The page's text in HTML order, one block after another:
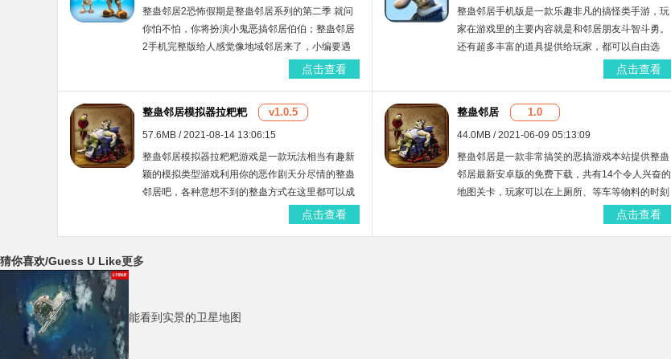
整蛊邻居2恐怖假期是整蛊邻居系列的第二季 就问
你怕不怕，你将扮演小鬼恶搞邻居伯伯；整蛊邻居
2手机完整版给人感觉像地域邻居来了，小编要遇
点击查看
整蛊邻居手机版是一款乐趣非凡的搞怪类手游，玩
家在游戏里的主要内容就是和邻居朋友斗智斗勇。
还有超多丰富的道具提供给玩家，都可以自由选
择，让你在恶作剧的过程中更加舒爽哦。游戏画面
也采用了精美的诙谐卡通风格，带给你不一样的快
点击查看
整蛊邻居模拟器拉粑粑 v1.0.5
57.6MB / 2021-08-14 13:06:15
整蛊邻居模拟器拉粑粑游戏是一款玩法相当有趣新
颖的模拟类型游戏利用你的恶作剧天分尽情的整蛊
邻居吧，各种意想不到的整蛊方式在这里都可以成
功实现，角色的形象也都非常独特，游戏中的场景
点击查看
整蛊邻居 1.0
44.0MB / 2021-06-09 05:13:09
整蛊邻居是一款非常搞笑的恶搞游戏本站提供整蛊
邻居最新安卓版的免费下载，共有14个令人兴奋的
地图关卡，玩家可以在上厕所、等车等物料的时刻
进行玩耍，因为邻居随时会进行反击。点击查看
猜你喜欢/Guess U Like更多
能看到实景的卫星地图